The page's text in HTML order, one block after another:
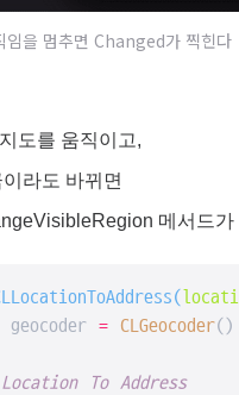
임을 멈추면 Changed가 찍힌다
도를 움직이고,
라도 바뀌면
메서드가
(
geocoder = CLGeocoder()
To Address